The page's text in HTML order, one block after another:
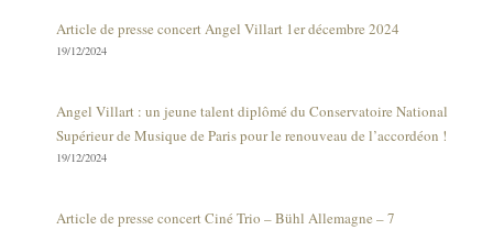
Article de presse concert Angel Villart 1er décembre 2024
19/12/2024
Angel Villart : un jeune talent diplômé du Conservatoire National
Supérieur de Musique de Paris pour le renouveau de l’accordéon !
19/12/2024
Article de presse concert Ciné Trio – Bühl Allemagne – 7